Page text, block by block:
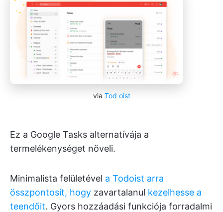
via Tod oist
Ez a Google Tasks alternatívája a
termelékenységet növeli.
Minimalista felületével a Todoist arra
összpontosít, hogy zavartalanul kezelhesse a
teendőit. Gyors hozzáadási funkciója forradalmi